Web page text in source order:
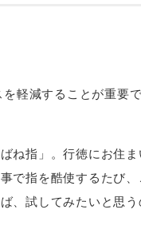
軽減することが重要
ね指」。行徳にお住ま
で指を酷使するたび
、試してみたいと思